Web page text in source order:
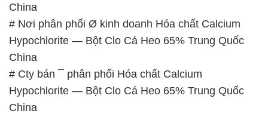
China
# Nơi phân phối Ø kinh doanh Hóa chất Calcium
Hypochlorite — Bột Clo Cá Heo 65% Trung Quốc
China
# Cty bán ¯ phân phối Hóa chất Calcium
Hypochlorite — Bột Clo Cá Heo 65% Trung Quốc
China